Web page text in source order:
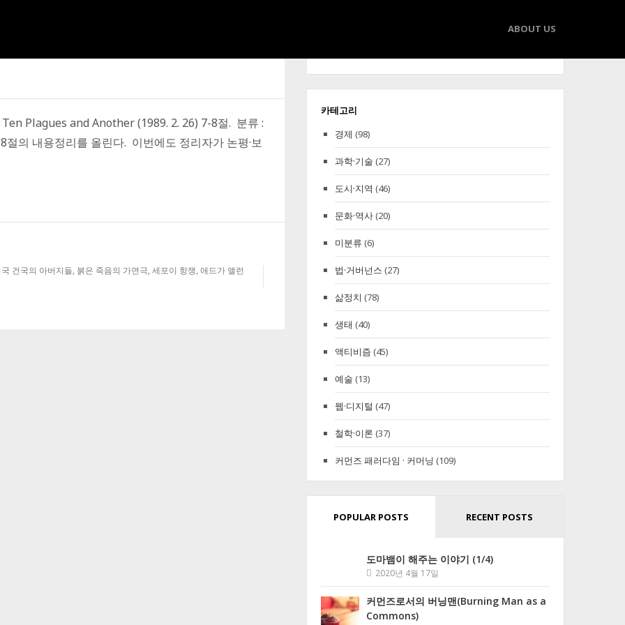
ABOUT US
Plagues and Another (1989. 2. 26) 7-8절. 분류 :
의 내용정리를 올린다. 이번에도 정리자가 논평·보
국 건국의 아버지들, 붉은 죽음의 가면극,세포이 항쟁,애드가 앨런
카테고리
경제 (98)
과학·기술 (27)
도시·지역 (46)
문화·역사(20)
미분류 (6)
법·거버넌스 (27)
삶정치 (78)
생태 (40)
액티비즘 (45)
예술 (13)
웹·디지털 (47)
철학·이론 (37)
커먼즈 패러다임 · 커머닝 (109)
POPULAR POSTS RECENT POSTS
도마뱀이 해주는 이야기 (1/4)
2020년 4월 17일
커먼즈로서의 버닝맨(Burning Man as a
Commons)